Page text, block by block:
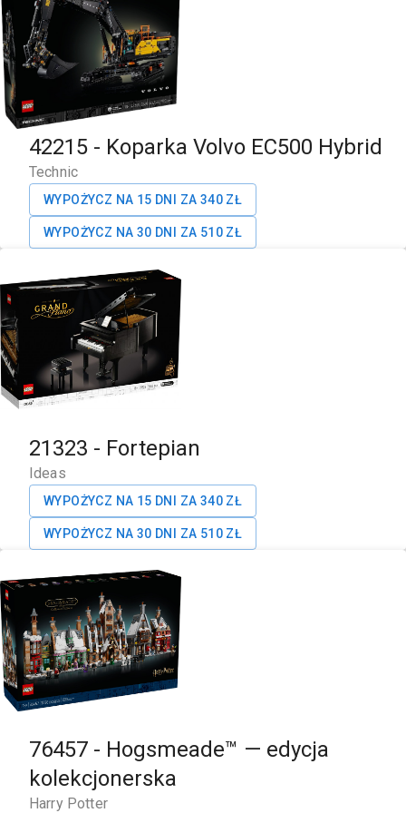
42215 - Koparka Volvo EC500 Hybrid
Technic
WYPOŻYCZ NA 15 DNI ZA 340 ZŁ
WYPOŻYCZ NA 30 DNI ZA 510 ZŁ
21323 - Fortepian
Ideas
WYPOŻYCZ NA 15 DNI ZA 340 ZŁ
WYPOŻYCZ NA 30 DNI ZA 510 ZŁ
76457 - Hogsmeade™ — edycja
kolekcjonerska
Harry Potter